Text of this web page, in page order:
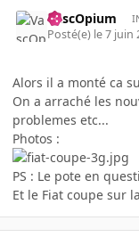
VascOpium
Posté(e) le 7 juin
Alors il a monté ca
On a arraché les
problemes etc...
Photos :
PS : Le pote en
Et le Fiat coupe sur